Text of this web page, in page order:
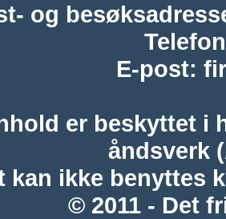
og
Telefon
E-post:
er beskyttet i
åndsverk
kan ikke benyttes
© 2011 - Det